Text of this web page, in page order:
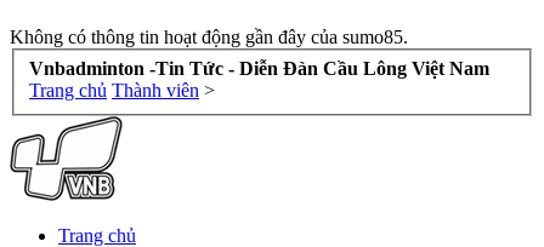
Không có thông tin hoạt động gần đây của sumo85.
Vnbadminton -Tin Tức - Diễn Đàn Cầu Lông Việt Nam
Trang chủ Thành viên >
Trang chủ